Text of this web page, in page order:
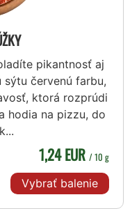
pikantnosť aj
červenú farbu,
ktorá rozprúdi
hodia na pizzu, do
1,24 EUR / 10 g
Vybrať balenie